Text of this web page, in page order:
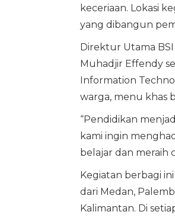
keceriaan. Lokasi
yang dibangun
Direktur Utama
Muhadjir Effendy
Information
warga, menu khas
“Pendidikan
kami ingin
belajar dan meraih
Kegiatan berbagi
dari Medan,
Kalimantan. Di